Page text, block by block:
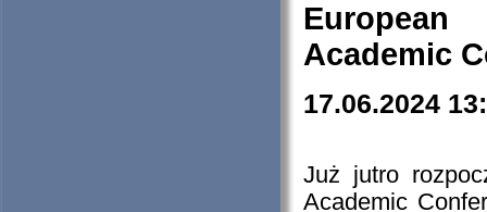
European
Academic
17.06.2024
Już jutro
Academic